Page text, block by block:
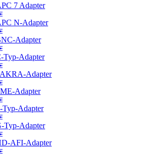
7 Adapter
N-Adapter
Adapter
Typ-Adapter
Adapter
Adapter
Typ-Adapter
Typ-Adapter
AFI-Adapter